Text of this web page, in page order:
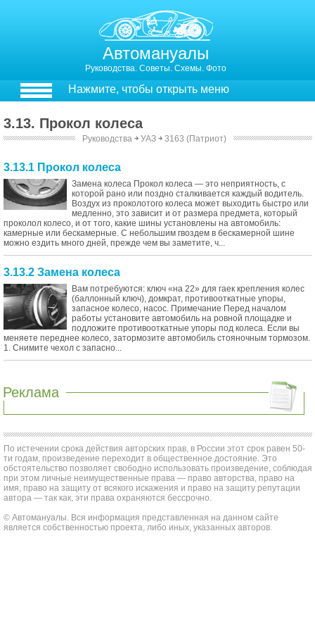
Автомануалы
Руководства. Советы. Схемы. Фото
Нажмите, чтобы открыть меню
3.13. Прокол колеса
Руководства ￫ УАЗ ￫ 3163 (Патриот)
3.13.1 Прокол колеса
Замена колеса Прокол колеса — это неприятность, с
которой рано или поздно сталкивается каждый водитель.
Воздух из проколотого колеса может выходить быстро или
медленно, это зависит и от размера предмета, который
проколол колесо, и от того, какие шины установлены на автомобиль:
камерные или бескамерные. С небольшим гвоздем в бескамерной шине
можно ездить много дней, прежде чем вы заметите, ч...
3.13.2 Замена колеса
Вам потребуются: ключ «на 22» для гаек крепления колес
(баллонный ключ), домкрат, противооткатные упоры,
запасное колесо, насос. Примечание Перед началом
работы установите автомобиль на ровной площадке и
подложите противооткатные упоры под колеса. Если вы
меняете переднее колесо, затормозите автомобиль стояночным тормозом.
1. Снимите чехол с запасно...
Реклама
По истечении срока действия авторских прав, в России этот срок равен 50-
ти годам, произведение переходит в общественное достояние. Это
обстоятельство позволяет свободно использовать произведение, соблюдая
при этом личные неимущественные права — право авторства, право на
имя, право на защиту от всякого искажения и право на защиту репутации
автора — так как, эти права охраняются бессрочно.
© Автомануалы. Вся информация представленная на данном сайте
является собственностью проекта, либо иных, указанных авторов.